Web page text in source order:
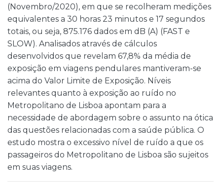
(Novembro/2020), em que se recolheram medições
equivalentes a 30 horas 23 minutos e 17 segundos
totais, ou seja, 875.176 dados em dB (A) (FAST e
SLOW). Analisados através de cálculos
desenvolvidos que revelam 67,8% da média de
exposição em viagens pendulares mantiveram-se
acima do Valor Limite de Exposição. Níveis
relevantes quanto à exposição ao ruído no
Metropolitano de Lisboa apontam para a
necessidade de abordagem sobre o assunto na ótica
das questões relacionadas com a saúde pública. O
estudo mostra o excessivo nível de ruído a que os
passageiros do Metropolitano de Lisboa são sujeitos
em suas viagens.